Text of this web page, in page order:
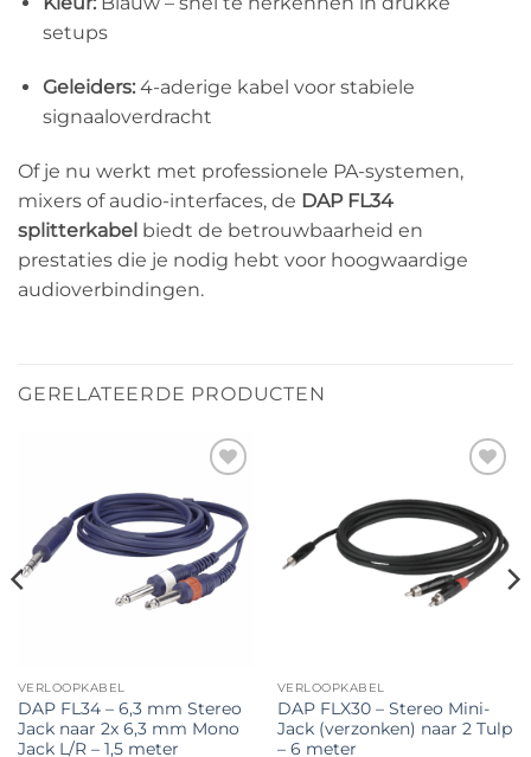
setups
Geleiders:4-aderige kabel voor stabiele
signaaloverdracht
Of je nu werkt met professionele PA-systemen,
mixers of audio-interfaces, de DAP FL34
splitterkabel biedt de betrouwbaarheid en
prestaties die je nodig hebt voor hoogwaardige
audioverbindingen.
GERELATEERDE PRODUCTEN
Toevoegen
aan
verlanglijst
VERLOOPKABEL
DAP FL34 – 6,3 mm Stereo
Jack naar 2x 6,3 mm Mono
Jack L/R – 1,5 meter
aan
verlanglijst
VERLOOPKABEL
DAP FLX30 – Stereo Mini-
Jack (verzonken) naar 2 Tulp
– 6 meter